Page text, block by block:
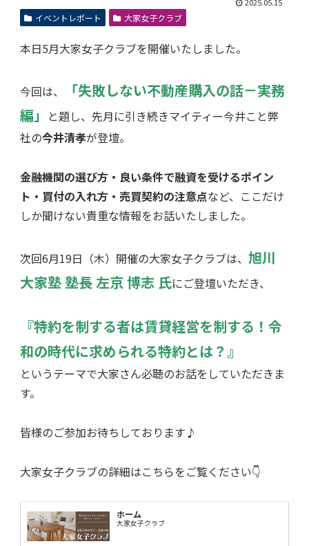
イベントレポート 大家女子クラブ
本日5月大家女子クラブを開催いたしました。
今回は、
「失敗しない不動産購入の話－実務
編」
と題し、先月に引き続きマイティー今井こと弊
社の今井清孝が登壇。
金融機関の選び方・良い条件で融資を受けるポイン
ト・買付の入れ方・売買契約の注意点など、ここだけ
しか聞けない貴重な情報をお話いたしました。
次回6月19日（木）開催の大家女子クラブは、 旭川
大家塾 塾長 左京 博志 氏にご登壇いただき、
『特約を制する者は賃貸経営を制する！令
和の時代に求められる特約とは？』
というテーマで大家さん必聴のお話をしていただきま
す。
皆様のご参加お待ちしております♪
大家女子クラブの詳細はこちらをご覧ください👇
ホーム
大家女子クラブ